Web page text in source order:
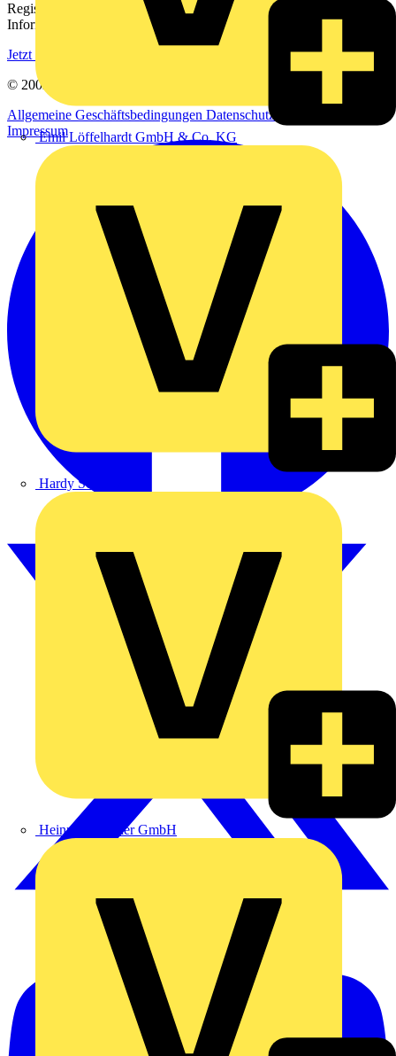
Emil Löffelhardt GmbH & Co. KG
Hardy Schmitz
Heinrich Häusler GmbH
Registrieren Sie sich kostenlos und erhalten Sie stets aktuelle
Informationen aus der Elektroindustrie.
Jetzt registrieren
© 2002-
Allgemeine Geschäftsbedingungen Datenschutzerklärung
Impressum